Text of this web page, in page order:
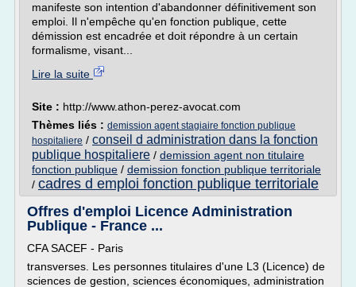
manifeste son intention d'abandonner définitivement son
emploi. Il n'empêche qu'en fonction publique, cette
démission est encadrée et doit répondre à un certain
formalisme, visant...
Lire la suite
Site : http://www.athon-perez-avocat.com
Thèmes liés : demission agent stagiaire fonction publique
hospitaliere / conseil d administration dans la fonction
publique hospitaliere / demission agent non titulaire
fonction publique / demission fonction publique territoriale
/ cadres d emploi fonction publique territoriale
Offres d'emploi Licence Administration
Publique - France ...
CFA SACEF - Paris
transverses. Les personnes titulaires d'une L3 (Licence) de
sciences de gestion, sciences économiques, administration